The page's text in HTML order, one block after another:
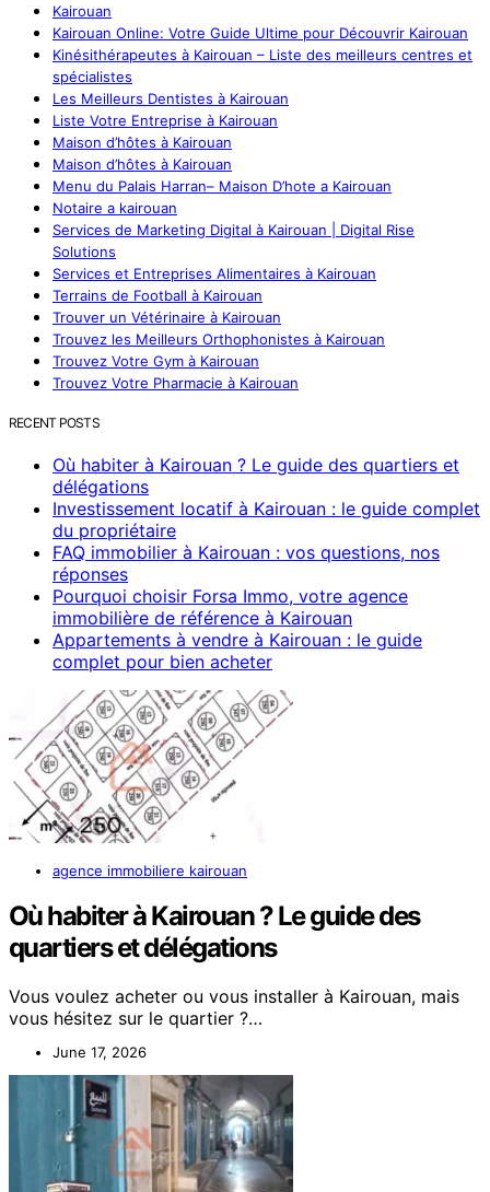
Kairouan
Kairouan Online: Votre Guide Ultime pour Découvrir Kairouan
Kinésithérapeutes à Kairouan – Liste des meilleurs centres et
spécialistes
Les Meilleurs Dentistes à Kairouan
Liste Votre Entreprise à Kairouan
Maison d’hôtes à Kairouan
Maison d’hôtes à Kairouan
Menu du Palais Harran– Maison D’hote a Kairouan
Notaire a kairouan
Services de Marketing Digital à Kairouan | Digital Rise
Solutions
Services et Entreprises Alimentaires à Kairouan
Terrains de Football à Kairouan
Trouver un Vétérinaire à Kairouan
Trouvez les Meilleurs Orthophonistes à Kairouan
Trouvez Votre Gym à Kairouan
Trouvez Votre Pharmacie à Kairouan
RECENT POSTS
Où habiter à Kairouan ? Le guide des quartiers et
délégations
Investissement locatif à Kairouan : le guide complet
du propriétaire
FAQ immobilier à Kairouan : vos questions, nos
réponses
Pourquoi choisir Forsa Immo, votre agence
immobilière de référence à Kairouan
Appartements à vendre à Kairouan : le guide
complet pour bien acheter
agence immobiliere kairouan
Où habiter à Kairouan ? Le guide des
quartiers et délégations
Vous voulez acheter ou vous installer à Kairouan, mais
vous hésitez sur le quartier ?…
June 17, 2026